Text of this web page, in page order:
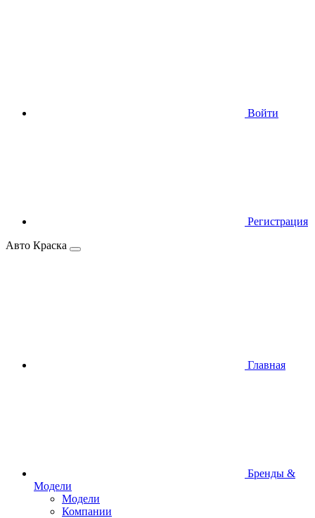
Войти
Регистрация
Авто Краска
Главная
Бренды &
Модели
Модели
Компании